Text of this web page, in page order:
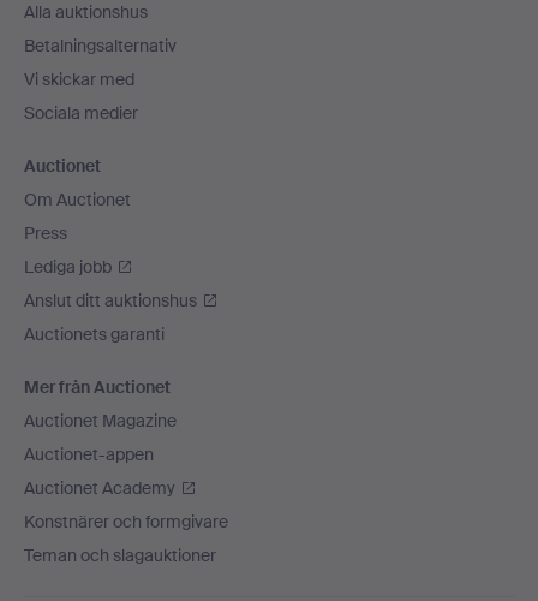
Alla auktionshus
Betalningsalternativ
Vi skickar med
Sociala medier
Auctionet
Om Auctionet
Press
Lediga jobb
Anslut ditt auktionshus
Auctionets garanti
Mer från Auctionet
Auctionet Magazine
Auctionet-appen
Auctionet Academy
Konstnärer och formgivare
Teman och slagauktioner